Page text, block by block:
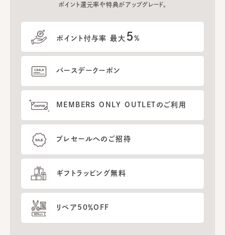
ポイント還元率や特典がアップグレード。
ポイント付与率 最大 5%
バースデークーポン
MEMBERS ONLY OUTLETのご利用
プレセールへのご招待
ギフトラッピング無料
リペア50％OFF